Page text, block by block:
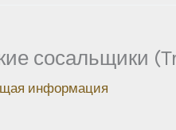
сосальщики
информация